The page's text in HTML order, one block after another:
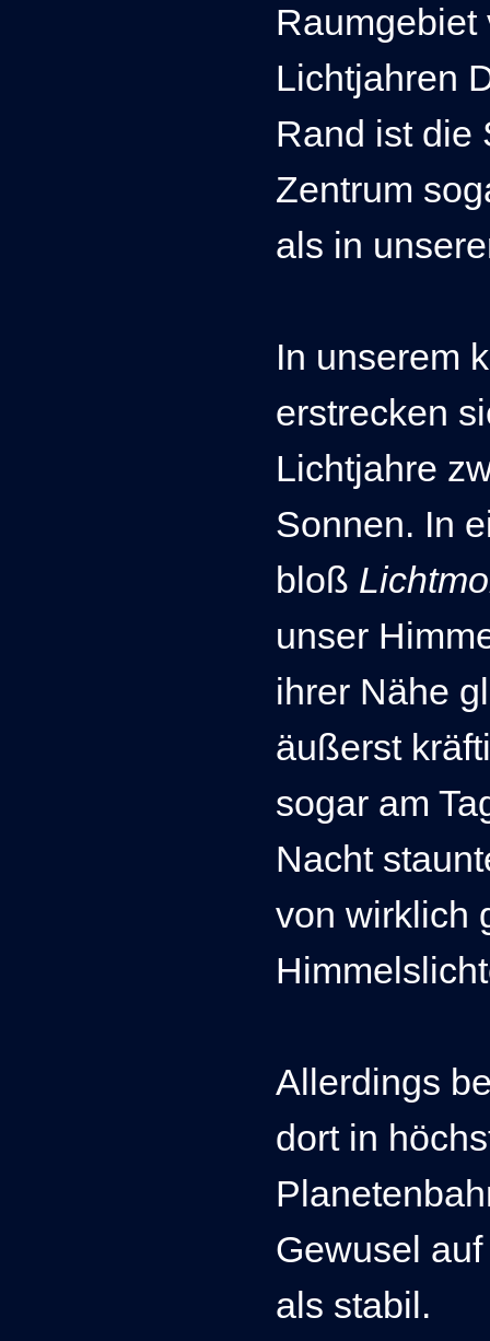
Lichtjahren
Rand ist die
Zentrum
als in
In unserem
erstrecken
Lichtjahre
Sonnen. In
bloß L
unser
ihrer Nähe
äußerst
sogar am
Nacht
von wirklich
Allerdings
dort in
Gewusel
als stabil.